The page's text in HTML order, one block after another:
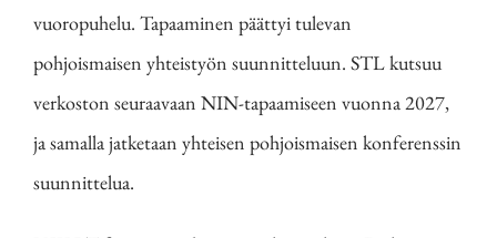
vuoropuhelu. Tapaaminen päättyi tulevan
pohjoismaisen yhteistyön suunnitteluun. STL kutsuu
verkoston seuraavaan NIN-tapaamiseen vuonna 2027,
ja samalla jatketaan yhteisen pohjoismaisen konferenssin
suunnittelua.